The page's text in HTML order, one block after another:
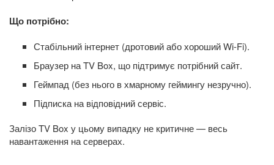
Що потрібно:
Стабільний інтернет (дротовий або хороший Wi-Fi).
Браузер на TV Box, що підтримує потрібний сайт.
Геймпад (без нього в хмарному геймингу незручно).
Підписка на відповідний сервіс.
Залізо TV Box у цьому випадку не критичне — весь
навантаження на серверах.